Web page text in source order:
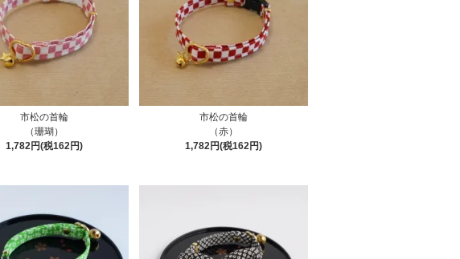
市松の首輪
（珊瑚）
1,782円(税162円)
市松の首輪
（赤）
1,782円(税162円)